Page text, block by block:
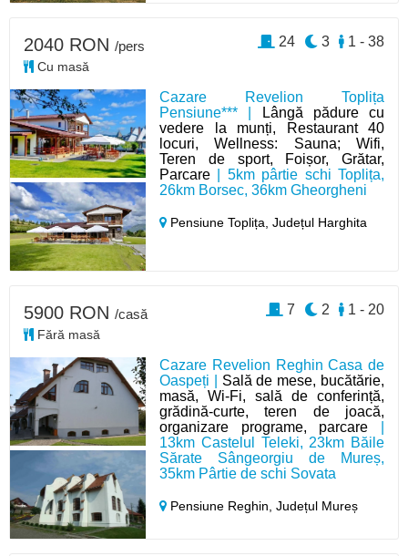
Cazare Revelion Toplița
Pensiune*** |
Lângă pădure cu
vedere la munți, Restaurant 40
locuri, Wellness: Sauna; Wifi,
Teren de sport, Foișor, Grătar,
Parcare | 5km pârtie schi Toplița,
26km Borsec, 36km Gheorgheni
Pensiune Toplița,Județul Harghita
2040 RON /pers
Cu masă
1 - 38
3
24
Cazare Revelion Reghin Casa de
Oaspeți | Sală de mese, bucătărie,
masă, Wi-Fi, sală de conferință,
grădină-curte, teren de joacă,
organizare programe, parcare
13km Castelul Teleki, 23km Băile
Sărate Sângeorgiu de Mureș,
35km Pârtie de schi Sovata
Pensiune Reghin,Județul Mureș
5900 RON /casă
Fără masă
1 - 20
2
7